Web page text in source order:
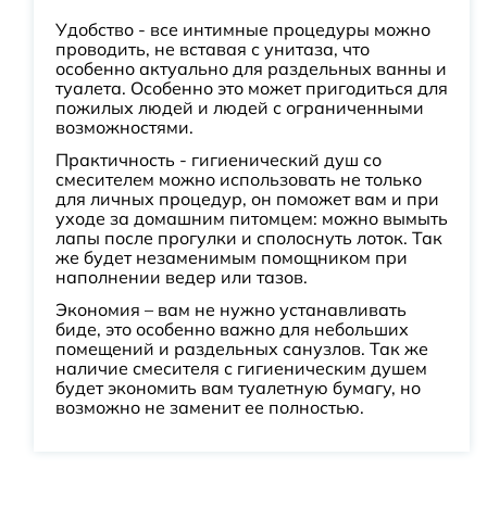
Удобство - все интимные процедуры можно
проводить, не вставая с унитаза, что
особенно актуально для раздельных ванны и
туалета. Особенно это может пригодиться для
пожилых людей и людей с ограниченными
возможностями.
Практичность - гигиенический душ со
смесителем можно использовать не только
для личных процедур, он поможет вам и при
уходе за домашним питомцем: можно вымыть
лапы после прогулки и сполоснуть лоток. Так
же будет незаменимым помощником при
наполнении ведер или тазов.
Экономия – вам не нужно устанавливать
биде, это особенно важно для небольших
помещений и раздельных санузлов. Так же
наличие смесителя с гигиеническим душем
будет экономить вам туалетную бумагу, но
возможно не заменит ее полностью.